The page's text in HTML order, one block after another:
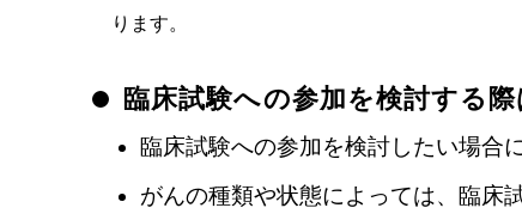
ります。
臨床試験への参加を検討する
臨床試験への参加を検討したい場合
がんの種類や状態によっては、臨床